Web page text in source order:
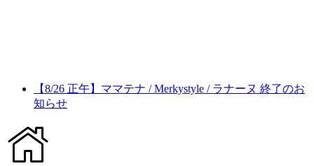
【8/26 正午】ママテナ / Merkystyle / ラナーヌ 終了のお
知らせ